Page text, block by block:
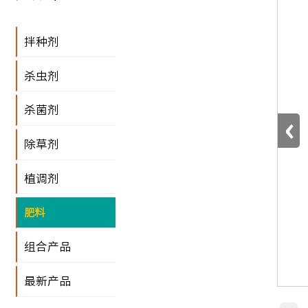
拌种剂
杀虫剂
杀菌剂
除草剂
植调剂
肥料
组合产品
最新产品
‹